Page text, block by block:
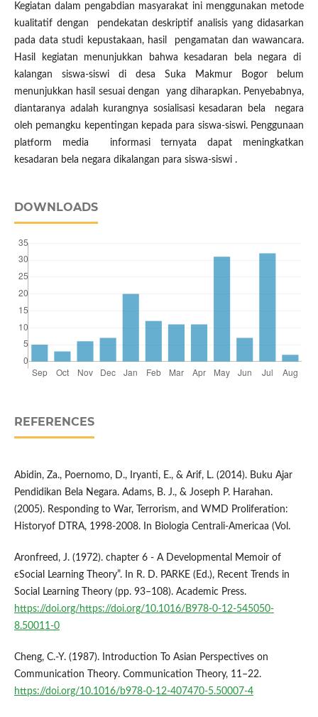
Kegiatan dalam pengabdian masyarakat ini menggunakan metode
kualitatif dengan pendekatan deskriptif analisis yang didasarkan
pada data studi kepustakaan, hasil pengamatan dan wawancara.
Hasil kegiatan menunjukkan bahwa kesadaran bela negara di
kalangan siswa-siswi di desa Suka Makmur Bogor belum
menunjukkan hasil sesuai dengan yang diharapkan. Penyebabnya,
diantaranya adalah kurangnya sosialisasi kesadaran bela negara
oleh pemangku kepentingan kepada para siswa-siswi. Penggunaan
platform media informasi ternyata dapat meningkatkan
kesadaran bela negara dikalangan para siswa-siswi .
DOWNLOADS
REFERENCES
Abidin, Za., Poernomo, D., Iryanti, E., & Arif, L. (2014). Buku Ajar
Pendidikan Bela Negara. Adams, B. J., & Joseph P. Harahan.
(2005). Responding to War, Terrorism, and WMD Proliferation:
Historyof DTRA, 1998-2008. In Biologia Centrali-Americaa (Vol.
Aronfreed, J. (1972). chapter 6 - A Developmental Memoir of
єSocial Learning Theory”. In R. D. PARKE (Ed.), Recent Trends in
Social Learning Theory (pp. 93–108). Academic Press.
https://doi.org/https://doi.org/10.1016/B978-0-12-545050-
8.50011-0
Cheng, C.-Y. (1987). Introduction To Asian Perspectives on
Communication Theory. Communication Theory, 11–22.
https://doi.org/10.1016/b978-0-12-407470-5.50007-4